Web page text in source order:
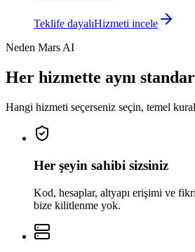
Teklife dayalıHizmeti incele
Neden Mars AI
Her hizmette aynı
Hangi hizmeti seçerseniz seçin, temel
Her şeyin sahibi sizsiniz
Kod, hesaplar, altyapı erişimi ve
bize kilitlenme yok.